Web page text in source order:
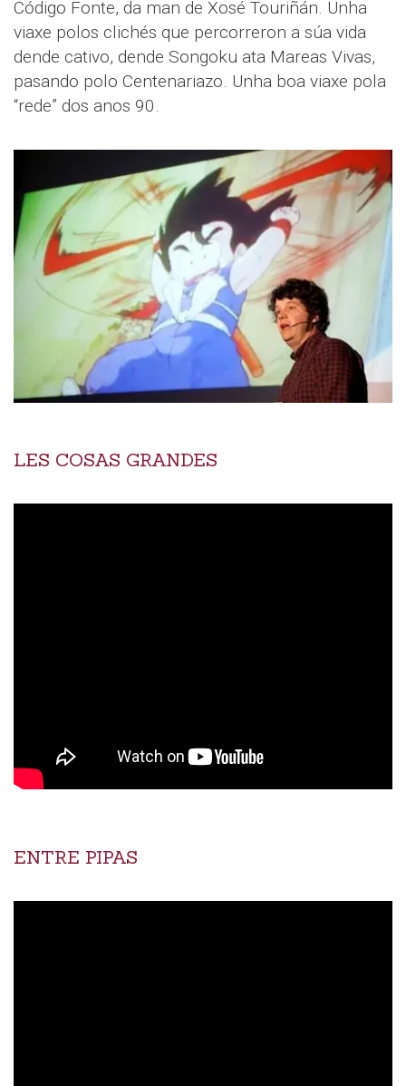
Código Fonte, da man de Xosé Touriñán. Unha
viaxe polos clichés que percorreron a súa vida
dende cativo, dende Songoku ata Mareas Vivas,
pasando polo Centenariazo. Unha boa viaxe pola
“rede” dos anos 90.
LES COSAS GRANDES
ENTRE PIPAS